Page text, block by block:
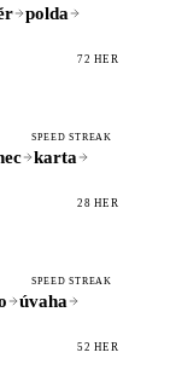
polda
72 HER
SPEED STREAK
karta
28 HER
SPEED STREAK
úvaha
52 HER